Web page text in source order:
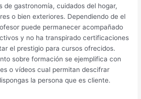
de gastronomía, cuidados del hogar,
o bien exteriores. Dependiendo de el
puede permanecer acompañado
y no ha transpirado certificaciones
el prestigio para cursos ofrecidos.
sobre formación se ejemplifica con
o vídeos cual permitan descifrar
la persona que es cliente.